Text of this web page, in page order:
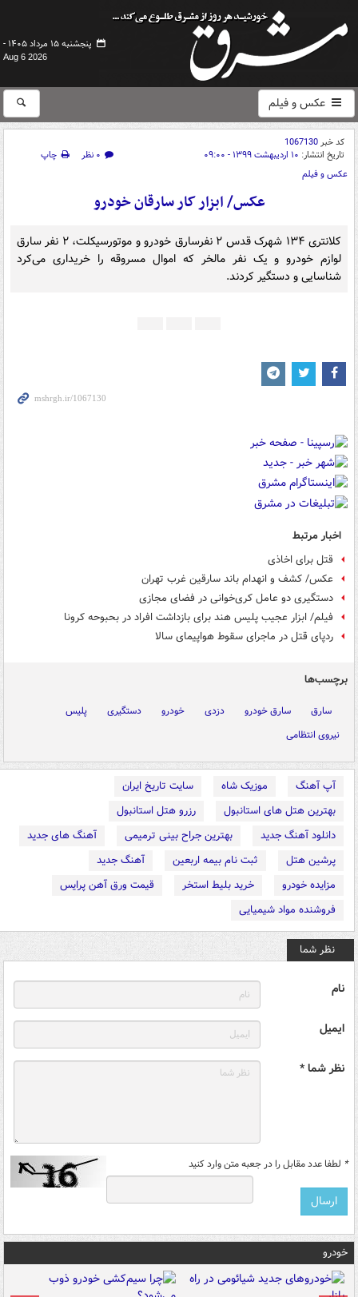
پنجشنبه ۱۵ مرداد ۱۴۰۵ -
Aug 6 2026
عکس و فیلم
کد خبر1067130
تاریخ انتشار: ۱۰ اردیبهشت ۱۳۹۹ - ۰۹:۰۰ ۰ نظر
چاپ
عکس و فیلم
عکس/ ابزار کار سارقان خودرو
کلانتری ۱۳۴ شهرک قدس ۲ نفرسارق خودرو و موتورسیکلت، ۲ نفر سارق
لوازم خودرو و یک نفر مالخر که اموال مسروقه را خریداری می‌کرد
شناسایی و دستگیر کردند.
اخبار مرتبط
قتل‌ برای‌ اخاذی
عکس/ کشف و انهدام باند سارقین غرب تهران
دستگیری دو عامل کری‌خوانی در فضای مجازی
فیلم/ ابزار عجیب پلیس هند برای بازداشت افراد در بحبوحه کرونا
ردپای قتل در ماجرای سقوط هواپیمای سالا
برچسب‌ها
سارق سارق خودرو دزدی خودرو دستگیری
پلیس
نیروی انتظامی
آپ آهنگ موزیک شاه
سایت تاریخ ایران
بهترین هتل های استانبول
رزرو هتل استانبول
دانلود آهنگ جدید
بهترین جراح بینی ترمیمی
آهنگ های جدید
پرشین هتل
ثبت نام بیمه اربعین
آهنگ جدید
مزایده خودرو
خرید بلیط استخر
قیمت ورق آهن پرایس
فروشنده مواد شیمیایی
نظر شما
نام
ایمیل
نظر شما *
* لطفا عدد مقابل را در جعبه متن وارد کنید
خودرو